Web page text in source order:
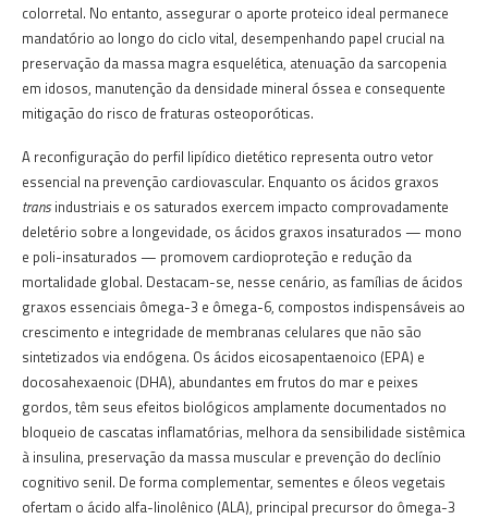
colorretal. No entanto, assegurar o aporte proteico ideal permanece
mandatório ao longo do ciclo vital, desempenhando papel crucial na
preservação da massa magra esquelética, atenuação da sarcopenia
em idosos, manutenção da densidade mineral óssea e consequente
mitigação do risco de fraturas osteoporóticas.
A reconfiguração do perfil lipídico dietético representa outro vetor
essencial na prevenção cardiovascular. Enquanto os ácidos graxos
transindustriais e os saturados exercem impacto comprovadamente
deletério sobre a longevidade, os ácidos graxos insaturados — mono
e poli-insaturados — promovem cardioproteção e redução da
mortalidade global. Destacam-se, nesse cenário, as famílias de ácidos
graxos essenciais ômega-3 e ômega-6, compostos indispensáveis ao
crescimento e integridade de membranas celulares que não são
sintetizados via endógena. Os ácidos eicosapentaenoico (EPA) e
docosahexaenoic (DHA), abundantes em frutos do mar e peixes
gordos, têm seus efeitos biológicos amplamente documentados no
bloqueio de cascatas inflamatórias, melhora da sensibilidade sistêmica
à insulina, preservação da massa muscular e prevenção do declínio
cognitivo senil. De forma complementar, sementes e óleos vegetais
ofertam o ácido alfa-linolênico (ALA), principal precursor do ômega-3